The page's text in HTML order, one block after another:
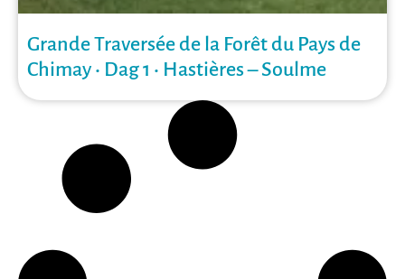
Grande Traversée de la Forêt du Pays de
Chimay • Dag 1 • Hastières – Soulme